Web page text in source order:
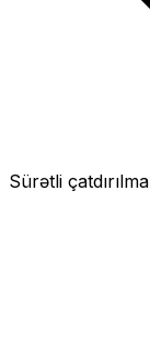
Sürətli çatdırılma